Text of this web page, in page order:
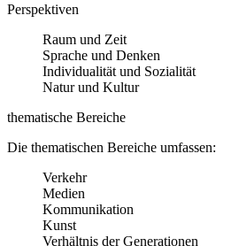
Perspektiven
Raum und Zeit
Sprache und Denken
Individualität und Sozialität
Natur und Kultur
thematische Bereiche
Die thematischen Bereiche umfassen:
Verkehr
Medien
Kommunikation
Kunst
Verhältnis der Generationen